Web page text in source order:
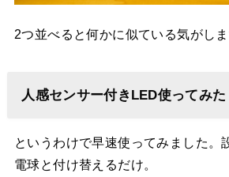
2つ並べると何かに似ている気がしま
人感センサー付きLED使ってみた
というわけで早速使ってみました。
電球と付け替えるだけ。